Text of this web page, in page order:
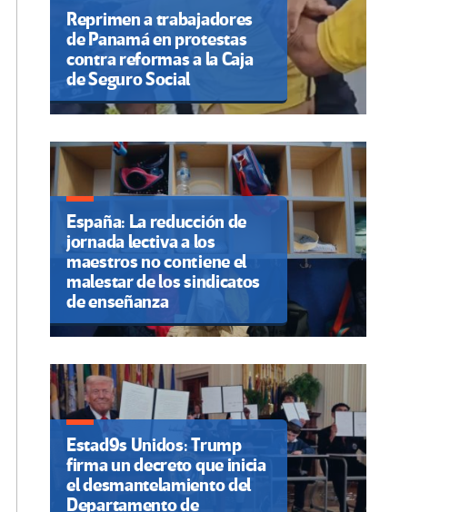
Reprimen a trabajadores
de Panamá en protestas
contra reformas a la Caja
de Seguro Social
España: La reducción de
jornada lectiva a los
maestros no contiene el
malestar de los sindicatos
de enseñanza
Estad9s Unidos: Trump
firma un decreto que inicia
el desmantelamiento del
Departamento de